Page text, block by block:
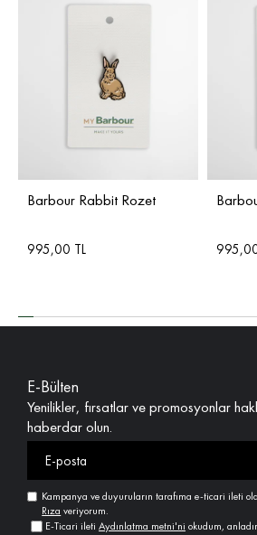
Barbour Rabbit Rozet
995,00 TL
E-Bülten
Yenilikler, fırsatlar ve promosyonlar
haberdar olun.
Kampanya ve duyuruların tarafıma e-ticari ileti
Rıza veriyorum.
E-Ticari ileti Aydınlatma metni'ni okudum,